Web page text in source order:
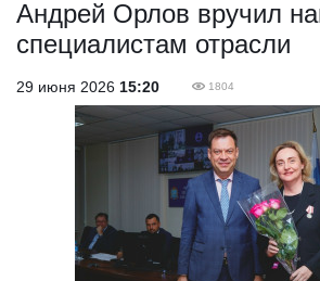
Андрей Орлов вручил
специалистам отрасли
29 июня 2026 15:20 1804